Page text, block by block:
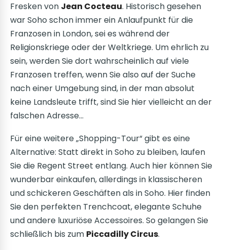
Fresken von Jean Cocteau. Historisch gesehen
war Soho schon immer ein Anlaufpunkt für die
Franzosen in London, sei es während der
Religionskriege oder der Weltkriege. Um ehrlich zu
sein, werden Sie dort wahrscheinlich auf viele
Franzosen treffen, wenn Sie also auf der Suche
nach einer Umgebung sind, in der man absolut
keine Landsleute trifft, sind Sie hier vielleicht an der
falschen Adresse…
Für eine weitere „Shopping-Tour“ gibt es eine
Alternative: Statt direkt in Soho zu bleiben, laufen
Sie die Regent Street entlang. Auch hier können Sie
wunderbar einkaufen, allerdings in klassischeren
und schickeren Geschäften als in Soho. Hier finden
Sie den perfekten Trenchcoat, elegante Schuhe
und andere luxuriöse Accessoires. So gelangen Sie
schließlich bis zum Piccadilly Circus.